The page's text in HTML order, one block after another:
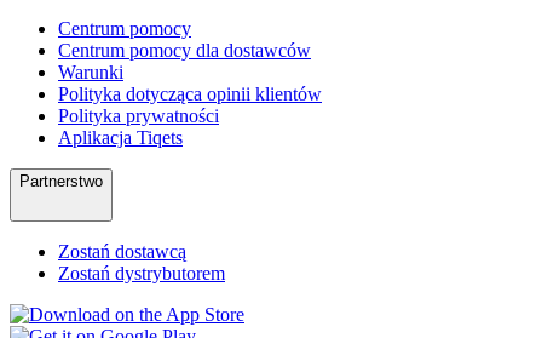
Centrum pomocy
Centrum pomocy dla dostawców
Warunki
Polityka dotycząca opinii klientów
Polityka prywatności
Aplikacja Tiqets
Partnerstwo
Zostań dostawcą
Zostań dystrybutorem